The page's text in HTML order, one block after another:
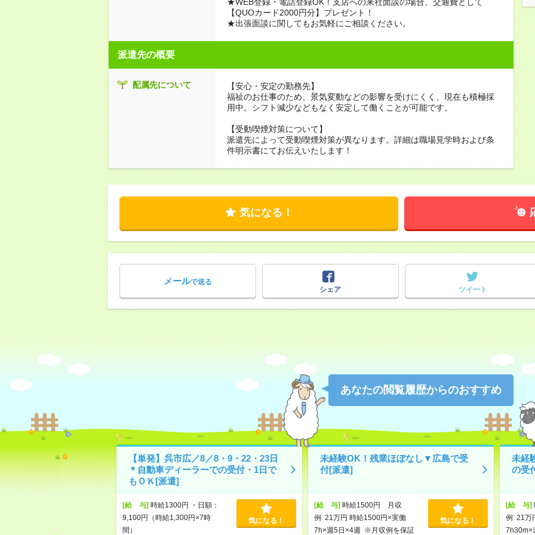
【QUOカード2000円分】プレゼント！
★出張面談に関してもお気軽にご相談ください。
派遣先の概要
配属先について
【安心・安定の勤務先】
福祉のお仕事のため、景気変動などの影響を受けにくく、現在も積極採
用中。シフト減少などもなく安定して働くことが可能です。
【受動喫煙対策について】
派遣先によって受動喫煙対策が異なります。詳細は職場見学時および条
件明示書にてお伝えいたします！
気になる！
メールで送る
シェア
ツイート
あなたの閲覧履歴からのおすすめ
【単発】呉市広／8／8・9・22・23日
＊自動車ディーラーでの受付・1日で
もＯＫ[派遣]
[給 与]時給1300円 ・日額：
9,100円（時給1,300円×7時
間）
気になる！
未経験OK！残業ほぼなし▼広島で受
付[派遣]
[給 与]時給1500円 月収
例 21万円 時給1500円×実働
7h×週5日×4週 ※月収例を保証
気になる！
未経
の受
[給 与]
例 21万